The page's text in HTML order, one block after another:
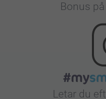
Bonus
Letar du